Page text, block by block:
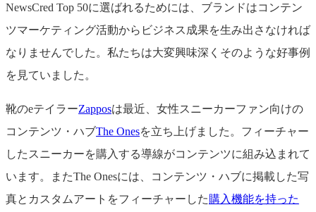
NewsCred Top 50に選ばれるためには、ブランドはコンテン
ツマーケティング活動からビジネス成果を生み出さなければ
なりませんでした。私たちは大変興味深くそのような好事例
を見ていました。
靴のeテイラーZapposは最近、女性スニーカーファン向けの
コンテンツ・ハブThe Onesを立ち上げました。フィーチャー
したスニーカーを購入する導線がコンテンツに組み込まれて
います。またThe Onesには、コンテンツ・ハブに掲載した写
真とカスタムアートをフィーチャーした購入機能を持った